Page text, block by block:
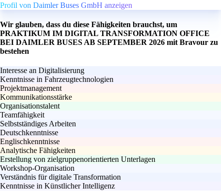
Profil von Daimler Buses GmbH anzeigen
Wir glauben, dass du diese Fähigkeiten brauchst, um
PRAKTIKUM IM DIGITAL TRANSFORMATION OFFICE
BEI DAIMLER BUSES AB SEPTEMBER 2026 mit Bravour zu
bestehen
Interesse an Digitalisierung
Kenntnisse in Fahrzeugtechnologien
Projektmanagement
Kommunikationsstärke
Organisationstalent
Teamfähigkeit
Selbstständiges Arbeiten
Deutschkenntnisse
Englischkenntnisse
Analytische Fähigkeiten
Erstellung von zielgruppenorientierten Unterlagen
Workshop-Organisation
Verständnis für digitale Transformation
Kenntnisse in Künstlicher Intelligenz